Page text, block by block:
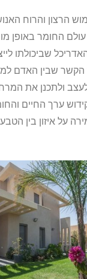
הרצון והרוח
עולם החומר באופן
שביכולתו
שבין האדם
ולתכנן את
ערך החיים
על איזון בין